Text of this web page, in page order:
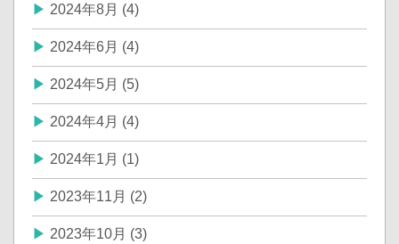
2024年8月 (4)
2024年6月 (4)
2024年5月 (5)
2024年4月 (4)
2024年1月 (1)
2023年11月 (2)
2023年10月 (3)